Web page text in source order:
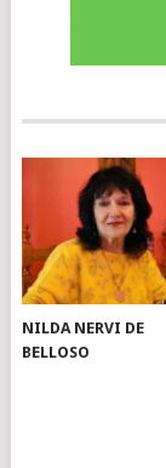
NILDA NERVI DE
BELLOSO